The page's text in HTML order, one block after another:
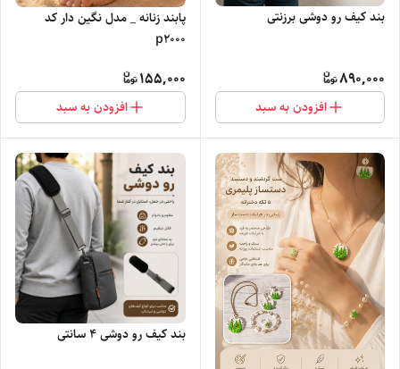
بند کیف رو دوشی برزنتی
890,000
افزودن به سبد
پابند زنانه _ مدل نگین دار کد
p2000
155,000
افزودن به سبد
بند کیف رو دوشی ۴ سانتی